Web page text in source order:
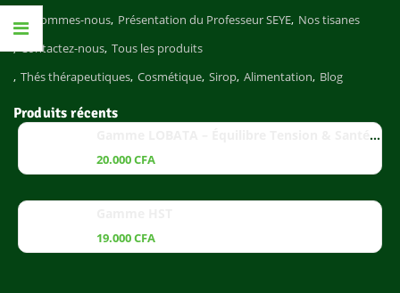
Qui sommes-nous Présentation du Professeur SEYE Nos tisanes
Contactez-nous Tous les produits
Thés thérapeutiques Cosmétique Sirop Alimentation Blog
Produits récents
Gamme LOBATA – Équilibre Tension & Santé Cardiaque
20.000CFA
19.000CFA